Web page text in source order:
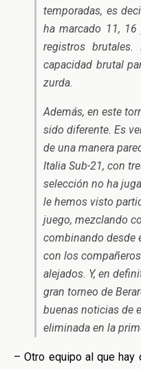
temporadas, es
ha marcado 11,
registros
capacidad brutal
zurda.
Además, en este
sido diferente. Es
de una manera
Italia Sub-21, con
selección no ha
le hemos visto
juego, mezclando
combinando desde
con los
alejados. Y, en
gran torneo de
buenas noticias de
eliminada en la
– Otro equipo al que